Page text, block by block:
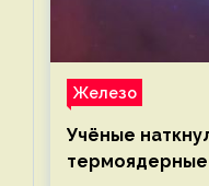
Железо
Учёные